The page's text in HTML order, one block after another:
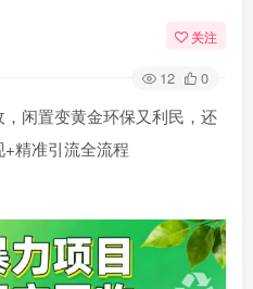
关注
12 0
闲置变黄金环保又利民，还
精准引流全流程